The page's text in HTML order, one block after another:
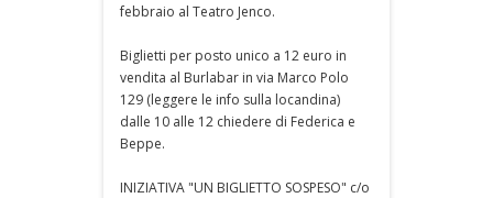
febbraio al Teatro Jenco.
Biglietti per posto unico a 12 euro in
vendita al Burlabar in via Marco Polo
129 (leggere le info sulla locandina)
dalle 10 alle 12 chiedere di Federica e
Beppe.
INIZIATIVA "UN BIGLIETTO SOSPESO" c/o